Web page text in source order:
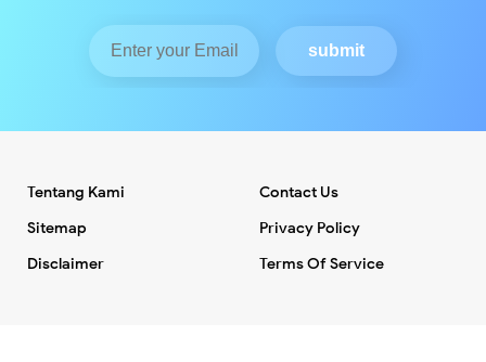
Tentang Kami
Contact Us
Sitemap
Privacy Policy
Disclaimer
Terms Of Service